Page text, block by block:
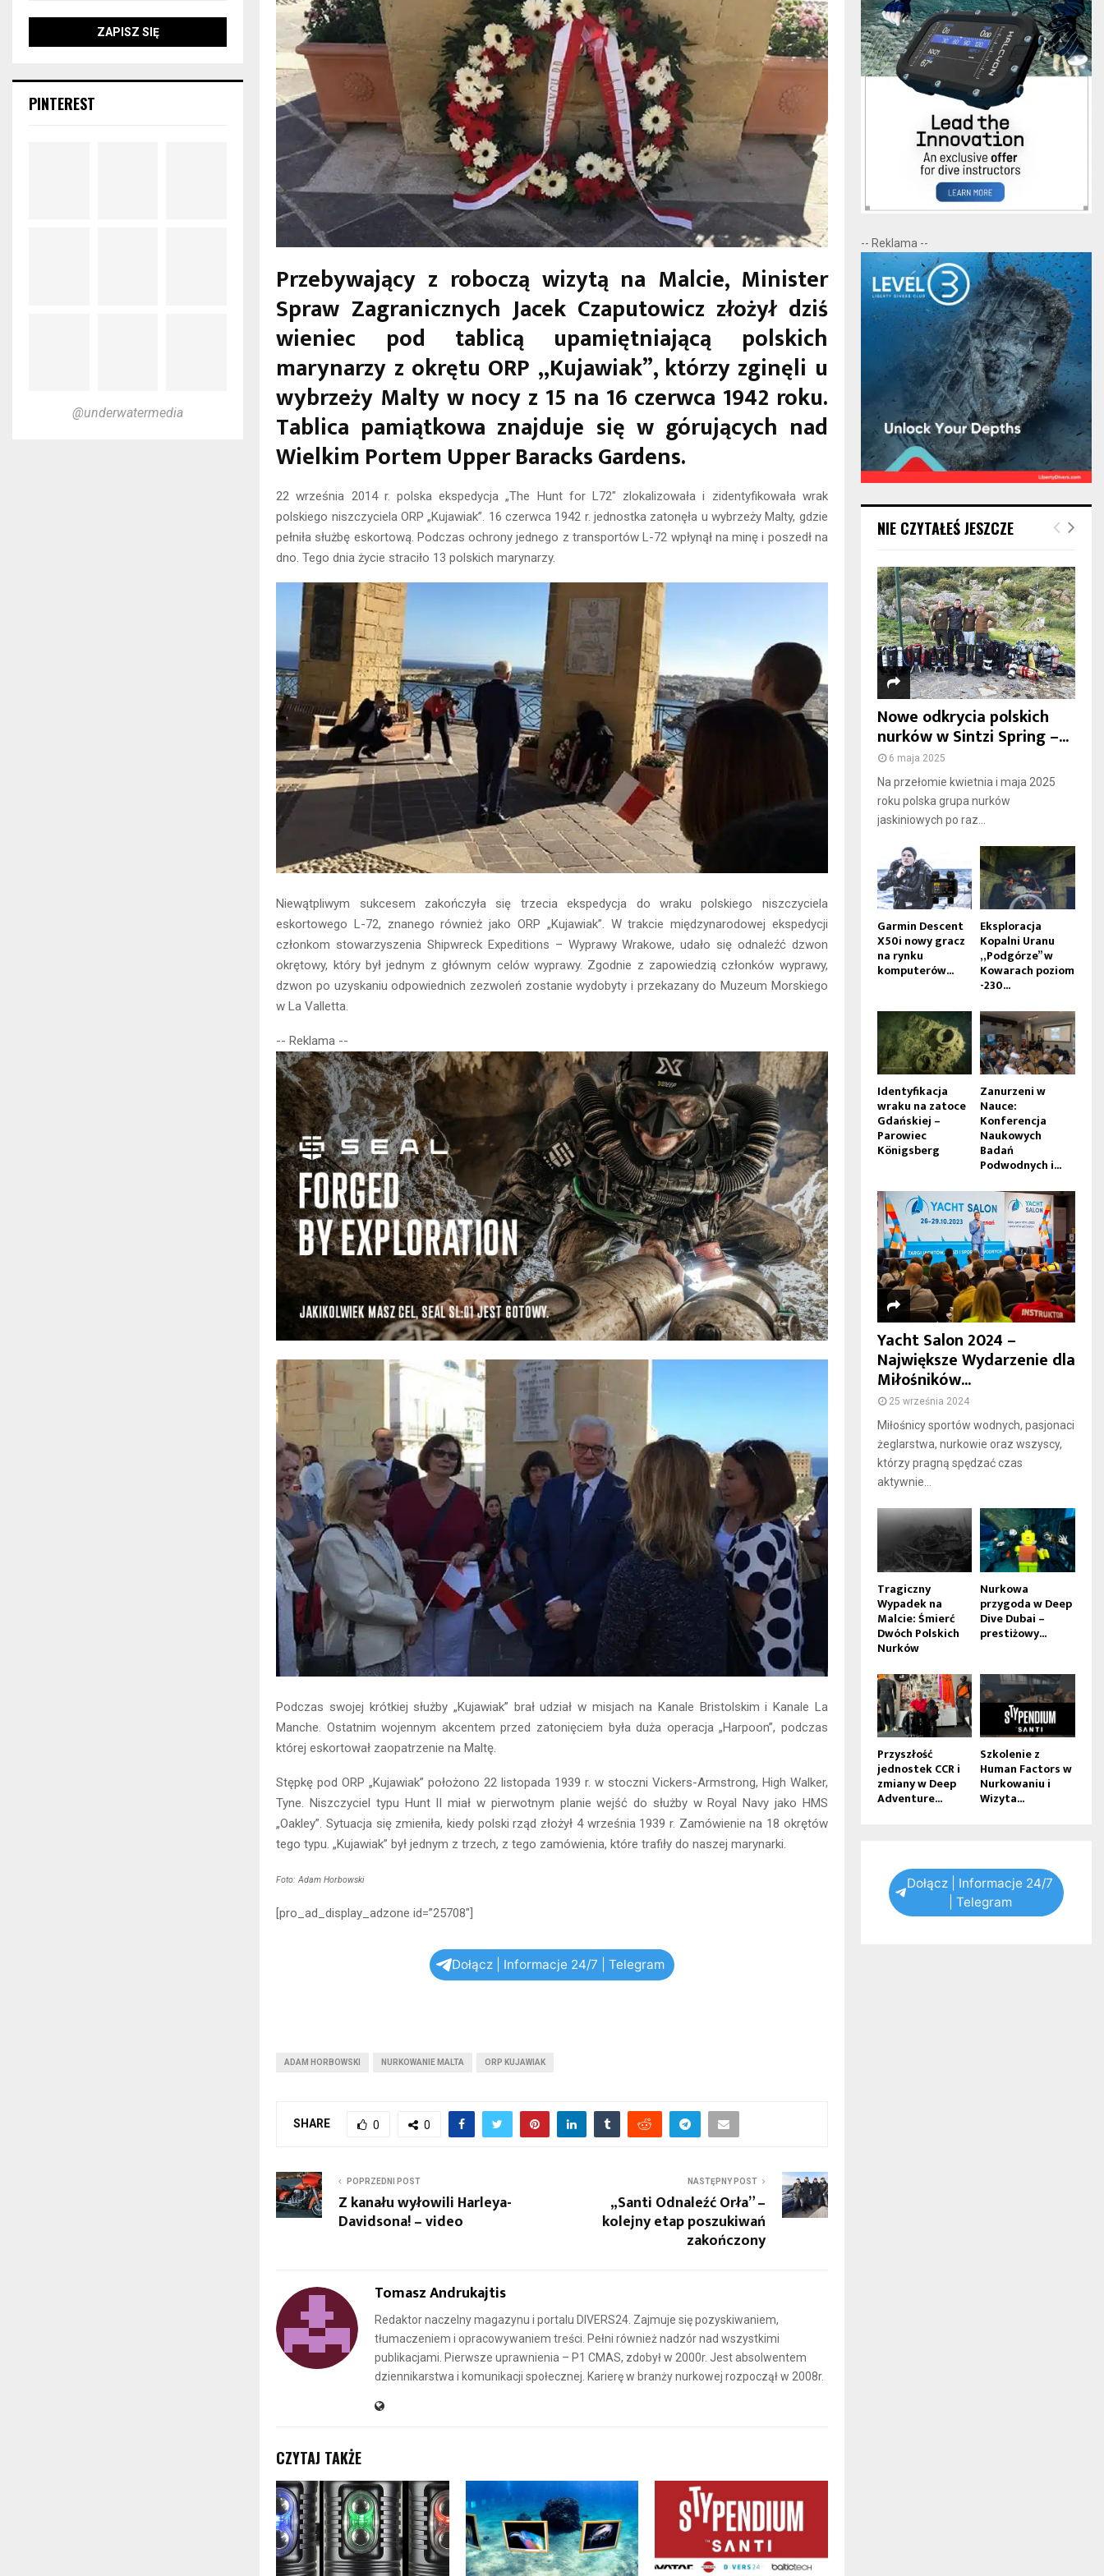
Przebywający z roboczą wizytą na Malcie, Minister
Spraw Zagranicznych Jacek Czaputowicz złożył dziś
wieniec pod tablicą upamiętniającą polskich
marynarzy z okrętu ORP „Kujawiak”, którzy zginęli u
wybrzeży Malty w nocy z 15 na 16 czerwca 1942 roku.
Tablica pamiątkowa znajduje się w górujących nad
Wielkim Portem Upper Baracks Gardens.
22 września 2014 r. polska ekspedycja „The Hunt for L72″ zlokalizowała i zidentyfikowała wrak
polskiego niszczyciela ORP „Kujawiak”. 16 czerwca 1942 r. jednostka zatonęła u wybrzeży Malty, gdzie
pełniła służbę eskortową. Podczas ochrony jednego z transportów L-72 wpłynął na minę i poszedł na
dno. Tego dnia życie straciło 13 polskich marynarzy.
Niewątpliwym sukcesem zakończyła się trzecia ekspedycja do wraku polskiego niszczyciela
eskortowego L-72, znanego również jako ORP „Kujawiak”. W trakcie międzynarodowej ekspedycji
członkom stowarzyszenia Shipwreck Expeditions – Wyprawy Wrakowe, udało się odnaleźć dzwon
okrętowy, który był jednym z głównym celów wyprawy. Zgodnie z zapowiedzią członków wyprawy,
dzwon po uzyskaniu odpowiednich zezwoleń zostanie wydobyty i przekazany do Muzeum Morskiego
w La Valletta.
-- Reklama --
Podczas swojej krótkiej służby „Kujawiak” brał udział w misjach na Kanale Bristolskim i Kanale La
Manche. Ostatnim wojennym akcentem przed zatonięciem była duża operacja „Harpoon”, podczas
której eskortował zaopatrzenie na Maltę.
Stępkę pod ORP „Kujawiak” położono 22 listopada 1939 r. w stoczni Vickers-Armstrong, High Walker,
Tyne. Niszczyciel typu Hunt II miał w pierwotnym planie wejść do służby w Royal Navy jako HMS
„Oakley”. Sytuacja się zmieniła, kiedy polski rząd złożył 4 września 1939 r. Zamówienie na 18 okrętów
tego typu. „Kujawiak” był jednym z trzech, z tego zamówienia, które trafiły do naszej marynarki.
Foto: Adam Horbowski
[pro_ad_display_adzone id=”25708″]
Dołącz | Informacje 24/7 | Telegram
ADAM HORBOWSKI NURKOWANIE MALTA ORP KUJAWIAK
SHARE 0 0
POPRZEDNI POST
Z kanału wyłowili Harleya-
Davidsona! – video
NASTĘPNY POST
„Santi Odnaleźć Orła” –
kolejny etap poszukiwań
zakończony
Tomasz Andrukajtis
Redaktor naczelny magazynu i portalu DIVERS24. Zajmuje się pozyskiwaniem,
tłumaczeniem i opracowywaniem treści. Pełni również nadzór nad wszystkimi
publikacjami. Pierwsze uprawnienia – P1 CMAS, zdobył w 2000r. Jest absolwentem
dziennikarstwa i komunikacji społecznej. Karierę w branży nurkowej rozpoczął w 2008r.
CZYTAJ TAKŻE
PINTEREST
@underwatermedia
-- Reklama --
NIE CZYTAŁEŚ JESZCZE
Nowe odkrycia polskich
nurków w Sintzi Spring –...
6 maja 2025
Na przełomie kwietnia i maja 2025
roku polska grupa nurków
jaskiniowych po raz...
Garmin Descent
X50i nowy gracz
na rynku
komputerów...
Eksploracja
Kopalni Uranu
„Podgórze” w
Kowarach poziom
-230...
Identyfikacja
wraku na zatoce
Gdańskiej –
Parowiec
Königsberg
Zanurzeni w
Nauce:
Konferencja
Naukowych
Badań
Podwodnych i...
Yacht Salon 2024 –
Największe Wydarzenie dla
Miłośników...
25 września 2024
Miłośnicy sportów wodnych, pasjonaci
żeglarstwa, nurkowie oraz wszyscy,
którzy pragną spędzać czas
aktywnie...
Tragiczny
Wypadek na
Malcie: Śmierć
Dwóch Polskich
Nurków
Nurkowa
przygoda w Deep
Dive Dubai –
prestiżowy...
Przyszłość
jednostek CCR i
zmiany w Deep
Adventure...
Szkolenie z
Human Factors w
Nurkowaniu i
Wizyta...
Dołącz | Informacje 24/7
| Telegram